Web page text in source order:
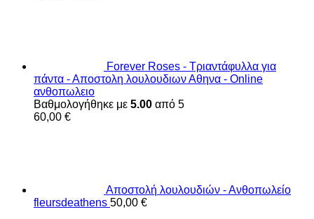
Forever Roses - Τριαντάφυλλα για
πάντα - Αποστολη λουλουδιων Αθηνα - Online
ανθοπωλειο
Βαθμολογήθηκε με 5.00 από 5
60,00 €
Αποστολή λουλουδιών - Ανθοπωλείο
fleursdeathens 50,00 €